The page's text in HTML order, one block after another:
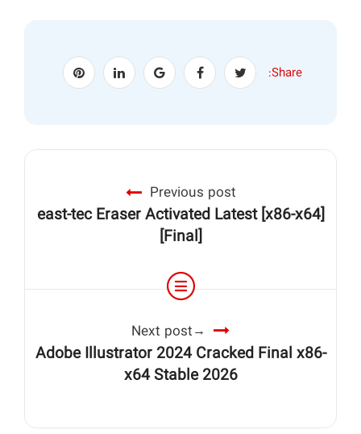
Share:
Previous post
east-tec Eraser Activated Latest [x86-x64]
[Final]
Next post
Adobe Illustrator 2024 Cracked Final x86-
x64 Stable 2026